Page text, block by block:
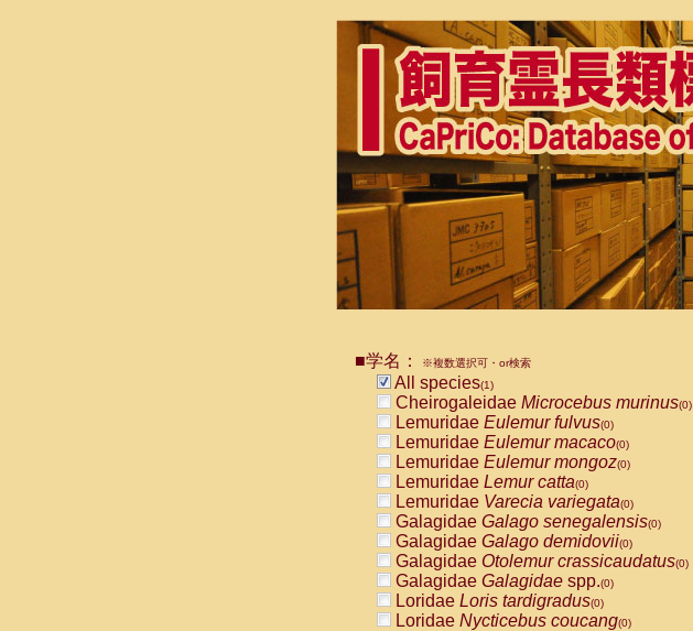
■学名： ※複数選択可・or検索
All species(1)
Cheirogaleidae Microcebus murinus(0)
Lemuridae Eulemur fulvus(0)
Lemuridae Eulemur macaco(0)
Lemuridae Eulemur mongoz(0)
Lemuridae Lemur catta(0)
Lemuridae Varecia variegata(0)
Galagidae Galago senegalensis(0)
Galagidae Galago demidovii(0)
Galagidae Otolemur crassicaudatus(0)
Galagidae Galagidae spp.(0)
Loridae Loris tardigradus(0)
Loridae Nycticebus coucang(0)